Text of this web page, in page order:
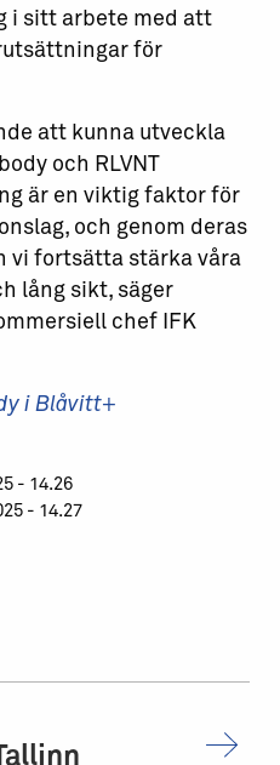
i sitt arbete med att
för
att kunna utveckla
och RLVNT
är en viktig faktor för
och genom deras
vi fortsätta stärka våra
lång sikt, säger
chef IFK
i Blåvitt+
- 14.26
- 14.27